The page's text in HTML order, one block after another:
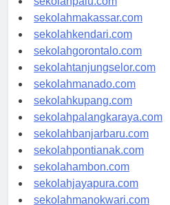
sekolahpalu.com
sekolahmakassar.com
sekolahkendari.com
sekolahgorontalo.com
sekolahtanjungselor.com
sekolahmanado.com
sekolahkupang.com
sekolahpalangkaraya.com
sekolahbanjarbaru.com
sekolahpontianak.com
sekolahambon.com
sekolahjayapura.com